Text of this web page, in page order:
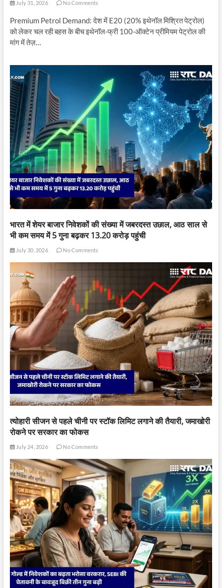
July 31, 2026 No Comments
Premium Petrol Demand: देश में E20 (20% इथेनॉल मिश्रित पेट्रोल)
को लेकर चल रही बहस के बीच इथेनॉल-फ्री 100-ऑक्टेन प्रीमियम पेट्रोल की
मांग में तेज़…
भारत में शेयर बाजार निवेशकों की संख्या में जबरदस्त उछाल, आठ साल से
भी कम समय में 5 गुना बढ़कर 13.20 करोड़ पहुंची
July 30, 2026 No Comments
त्योहारी सीजन से पहले चीनी पर स्टॉक लिमिट लगाने की तैयारी, जमाखोरी
रोकने पर सरकार का फोकस
July 24, 2026 No Comments